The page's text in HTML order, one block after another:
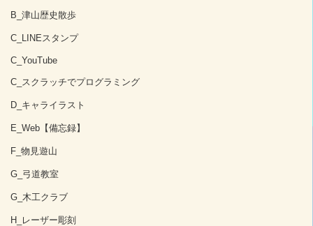
B_津山歴史散歩
C_LINEスタンプ
C_YouTube
C_スクラッチでプログラミング
D_キャライラスト
E_Web【備忘録】
F_物見遊山
G_弓道教室
G_木工クラブ
H_レーザー彫刻